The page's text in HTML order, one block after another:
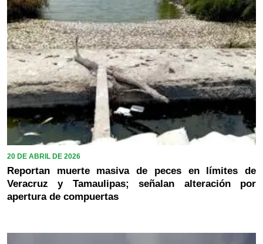
20 DE ABRIL DE 2026
Reportan muerte masiva de peces en límites de
Veracruz y Tamaulipas; señalan alteración por
apertura de compuertas